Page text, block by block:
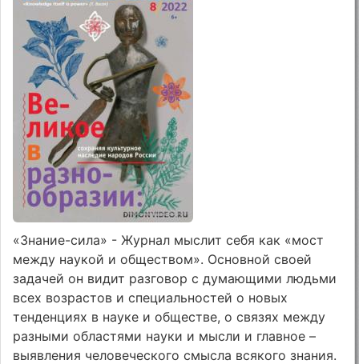
«Знание-сила» - Журнал мыслит себя как «мост
между наукой и обществом». Основной своей
задачей он видит разговор с думающими людьми
всех возрастов и специальностей о новых
тенденциях в науке и обществе, о связях между
разными областями науки и мысли и главное –
выявления человеческого смысла всякого знания.